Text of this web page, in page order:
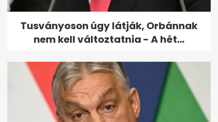
Tusványoson úgy látják, Orbánnak
nem kell változtatnia - A hét...